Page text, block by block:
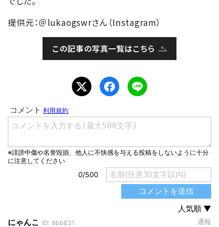
提供元：＠lukaogswrさん（Instagram）
この記事の写真一覧はこちら